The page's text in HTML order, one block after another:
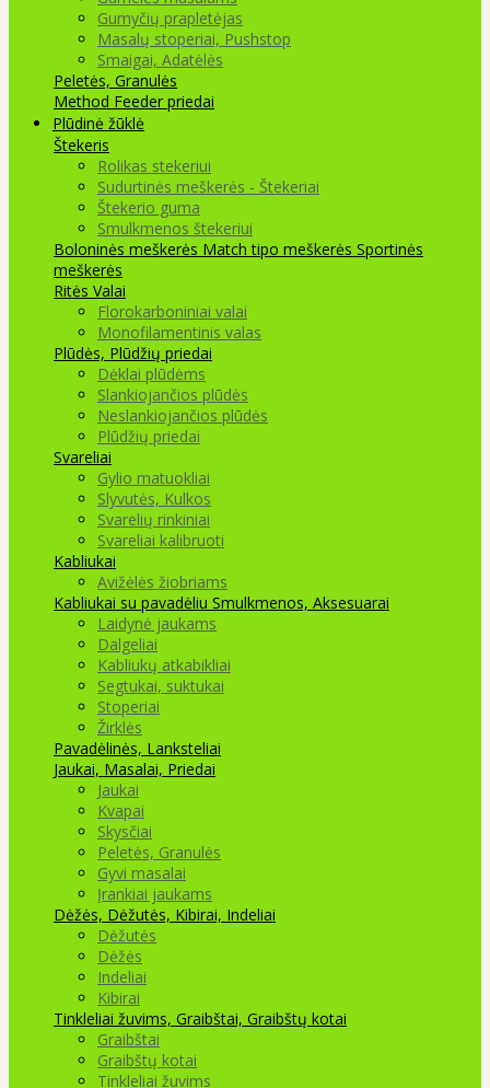
Gumyčių prapletėjas
Masalų stoperiai, Pushstop
Smaigai, Adatėlės
Peletės, Granulės
Method Feeder priedai
Plūdinė žūklė
Štekeris
Rolikas stekeriui
Sudurtinės meškerės - Štekeriai
Štekerio guma
Smulkmenos štekeriui
Boloninės meškerės Match tipo meškerės Sportinės
meškerės
Ritės Valai
Florokarboniniai valai
Monofilamentinis valas
Plūdės, Plūdžių priedai
Dėklai plūdėms
Slankiojančios plūdės
Neslankiojančios plūdės
Plūdžių priedai
Svareliai
Gylio matuokliai
Slyvutės, Kulkos
Svarelių rinkiniai
Svareliai kalibruoti
Kabliukai
Avižėlės žiobriams
Kabliukai su pavadėliu Smulkmenos, Aksesuarai
Laidynė jaukams
Dalgeliai
Kabliukų atkabikliai
Segtukai, suktukai
Stoperiai
Žirklės
Pavadėlinės, Lanksteliai
Jaukai, Masalai, Priedai
Jaukai
Kvapai
Skysčiai
Peletės, Granulės
Gyvi masalai
Įrankiai jaukams
Dėžės, Dėžutės, Kibirai, Indeliai
Dėžutės
Dėžės
Indeliai
Kibirai
Tinkleliai žuvims, Graibštai, Graibštų kotai
Graibštai
Graibštų kotai
Tinkleliai žuvims